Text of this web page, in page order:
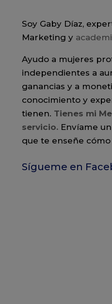
Soy Gaby Díaz,
Marketing y
Ayudo a mujeres
independientes a
ganancias y a
conocimiento y
tienen. Tienes mi
servicio.Envíame
que te enseñe
Sígueme en